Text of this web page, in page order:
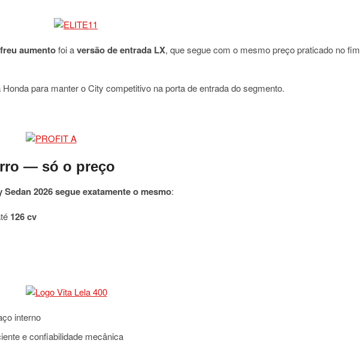
aumentofoi aversão de entrada LX, que segue com o mesmo preço praticado no fim
para manter o City competitivo na porta de entrada do segmento.
— só o preço
Sedan 2026 segue exatamente o mesmo:
126 cv
interno
e confiabilidade mecânica